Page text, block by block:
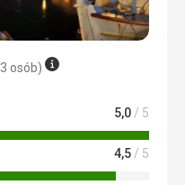
osób)
5,0 / 5
4,5 / 5